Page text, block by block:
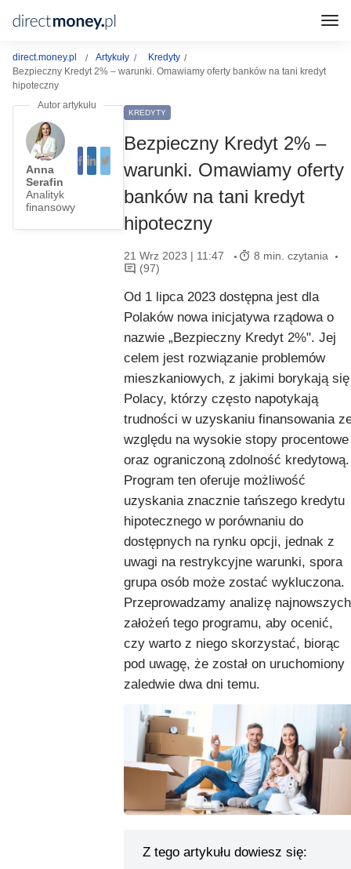
direct.money.pl Artykuły
Kredyty
Bezpieczny Kredyt 2% – warunki. Omawiamy oferty banków na tani kredyt
hipoteczny
Anna
Serafin
Analityk
finansowy
KREDYTY
Bezpieczny Kredyt 2% –
warunki. Omawiamy oferty
banków na tani kredyt
hipoteczny
21 Wrz 2023 | 11:47
8 min. czytania
(97)
Od 1 lipca 2023 dostępna jest dla
Polaków nowa inicjatywa rządowa o
nazwie „Bezpieczny Kredyt 2%". Jej
celem jest rozwiązanie problemów
mieszkaniowych, z jakimi borykają się
Polacy, którzy często napotykają
trudności w uzyskaniu finansowania
względu na wysokie stopy procentowe
oraz ograniczoną zdolność kredytową.
Program ten oferuje możliwość
uzyskania znacznie tańszego kredytu
hipotecznego w porównaniu do
dostępnych na rynku opcji, jednak z
uwagi na restrykcyjne warunki, spora
grupa osób może zostać wykluczona.
Przeprowadzamy analizę najnowszych
założeń tego programu, aby ocenić,
czy warto z niego skorzystać, biorąc
pod uwagę, że został on uruchomiony
zaledwie dwa dni temu.
Z tego artykułu dowiesz się: